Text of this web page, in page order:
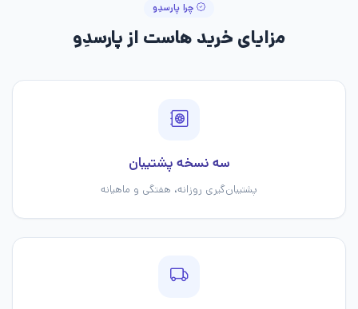
چرا پارسدِو
مزایای خرید هاست از پارسدِو
سه نسخه پشتیبان
پشتیبان‌گیری روزانه، هفتگی و ماهیانه